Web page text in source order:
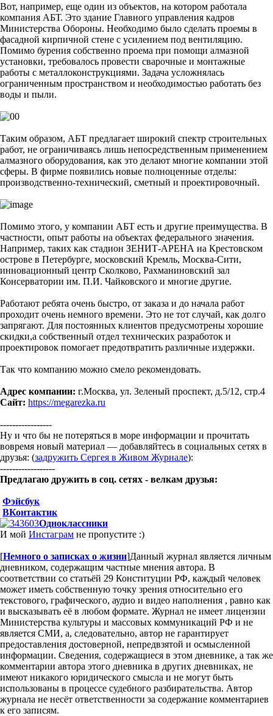
Вот, например, еще один из объектов, на котором работала
компания АБТ. Это здание Главного управления кадров
Министерства Обороны. Необходимо было сделать проемы в
фасадной кирпичной стене с усилением под вентиляцию.
Помимо бурения собственно проема при помощи алмазной
установки, требовалось провести сварочные и монтажные
работы с металлоконструкциями. Задача усложнялась
ограниченным пространством и необходимостью работать без
воды и пыли.
Таким образом, АБТ предлагает широкий спектр строительных
работ, не ограничиваясь лишь непосредственным применением
алмазного оборудования, как это делают многие компании этой
сферы. В фирме появились новые полноценные отделы:
производственно-технический, сметный и проектировочный.
Помимо этого, у компании АБТ есть и другие преимущества. В
частности, опыт работы на объектах федерального значения.
Например, таких как стадион ЗЕНИТ-АРЕНА на Крестовском
острове в Петербурге, московский Кремль, Москва-Сити,
инновационный центр Сколково, Рахманиновский зал
Консерватории им. П.И. Чайковского и многие другие.
Работают ребята очень быстро, от заказа и до начала работ
проходит очень немного времени. Это не тот случай, как долго
запрягают. Для постоянных клиентов предусмотрены хорошие
скидки,а собственный отдел технических разработок и
проектировок помогает предотвратить различные издержки.
Так что компанию можно смело рекомендовать.
Адрес компании: г.Москва, ул. Зеленый проспект, д.5/12, стр.4
Сайт: https://megarezka.ru
-----------------
Ну и что бы не потеряться в море информации и прочитать
вовремя новый материал — добавляйтесь в социальных сетях в
друзья: (задружить Сергея в Живом Журнале):
------------------
Предлагаю дружить в соц. сетях - велкам друзья:
Фэйсбук
ВКонтактик
Одноклассники
И мой Инстаграм не пропустите :)
[Немного о записках о жизни]Данный журнал является личным
дневником, содержащим частные мнения автора. В
соответствии со статьёй 29 Конституции РФ, каждый человек
может иметь собственную точку зрения относительно его
текстового, графического, аудио и видео наполнения , равно как
и высказывать её в любом формате. Журнал не имеет лицензии
Министерства культуры и массовых коммуникаций РФ и не
является СМИ, а, следовательно, автор не гарантирует
предоставления достоверной, непредвзятой и осмысленной
информации. Сведения, содержащиеся в этом дневнике, а так же
комментарии автора этого дневника в других дневниках, не
имеют никакого юридического смысла и не могут быть
использованы в процессе судебного разбирательства. Автор
журнала не несёт ответственности за содержание комментариев
к его записям.